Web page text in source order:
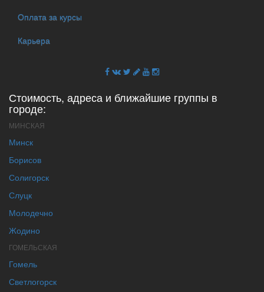
Оплата за курсы
Карьера
Стоимость, адреса и ближайшие группы в
городе:
МИНСКАЯ
Минск
Борисов
Солигорск
Слуцк
Молодечно
Жодино
ГОМЕЛЬСКАЯ
Гомель
Светлогорск